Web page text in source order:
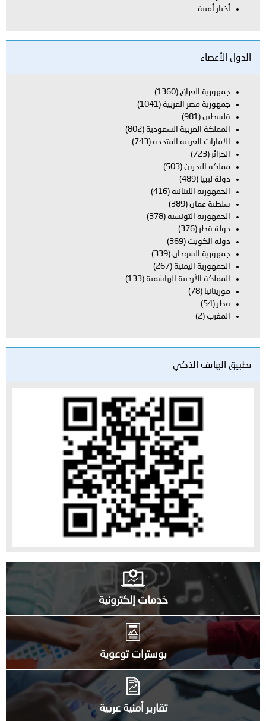
أخبار أمنية
الدول الأعضاء
جمهورية العراق (1360)
جمهورية مصر العربية (1041)
فلسطين (981)
المملكة العربية السعودية (802)
الامارات العربية المتحدة (743)
الجزائر (723)
مملكة البحرين (503)
دولة ليبيا (489)
الجمهورية اللبنانية (416)
سلطنة عمان (389)
الجمهورية التونسية (378)
دولة قطر (376)
دولة الكويت (369)
جمهورية السودان (339)
الجمهورية اليمنية (267)
المملكة الأردنية الهاشمية (133)
موريتانيا (78)
قطر (54)
المغرب (2)
تطبيق الهاتف الذكي
خدمات إلكترونية
بوسترات توعوية
تقارير أمنية عربية